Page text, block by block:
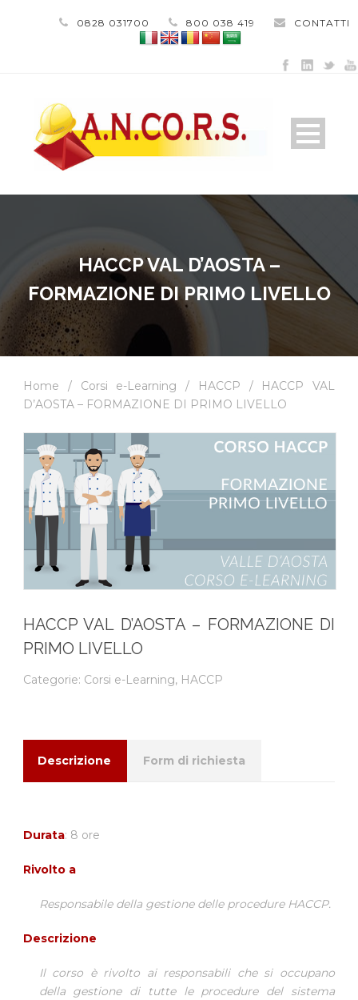
0828 031700 800 038 419 CONTATTI
HACCP VAL D’AOSTA –
FORMAZIONE DI PRIMO LIVELLO
Home / Corsi e-Learning / HACCP / HACCP VAL
D’AOSTA – FORMAZIONE DI PRIMO LIVELLO
HACCP VAL D’AOSTA – FORMAZIONE DI
PRIMO LIVELLO
Categorie: Corsi e-Learning, HACCP
Descrizione Form di richiesta
Durata: 8 ore
Rivolto a
Responsabile della gestione delle procedure HACCP.
Descrizione
Il corso è rivolto ai responsabili che si occupano
della gestione di tutte le procedure del sistema